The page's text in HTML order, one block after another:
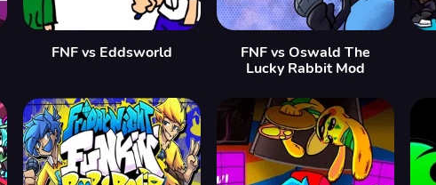
FNF vs Eddsworld
FNF vs Oswald The
Lucky Rabbit Mod